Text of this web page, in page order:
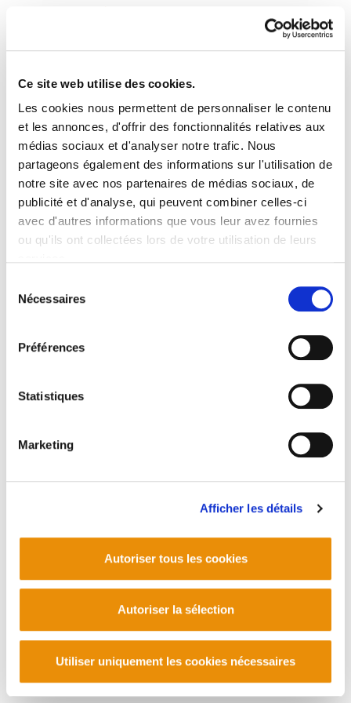
Ce site web utilise des cookies.
Les cookies nous permettent de personnaliser le contenu
et les annonces, d'offrir des fonctionnalités relatives aux
médias sociaux et d'analyser notre trafic. Nous
partageons également des informations sur l'utilisation de
notre site avec nos partenaires de médias sociaux, de
publicité et d'analyse, qui peuvent combiner celles-ci
avec d'autres informations que vous leur avez fournies
ou qu'ils ont collectées lors de votre utilisation de leurs
Nécessaires
Préférences
Statistiques
Marketing
Afficher les détails
Autoriser tous les cookies
Autoriser la sélection
Utiliser uniquement les cookies nécessaires
ELA Astekaria 40
ELA Astekaria 40.PDF962.5 KB
PLAN DU SITE ACCESSIBILITÉ CONTACT
Manu Robles-Arangiz Institutua Fundazioa
Corderliers karrika 20 - 64100 Baiona -
Contact